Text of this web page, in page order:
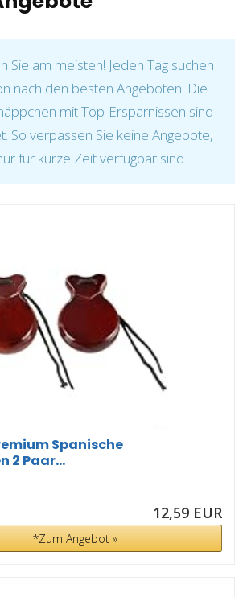
Sie am meisten! Jeden Tag suchen
nach den besten Angeboten. Die
mit Top-Ersparnissen sind
So verpassen Sie keine Angebote,
für kurze Zeit verfügbar sind.
Spanische
2 Paar...
12,59 EUR
*Zum Angebot »